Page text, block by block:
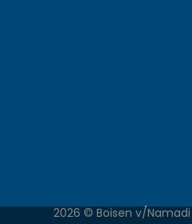
2026 © Boisen v/Namadi